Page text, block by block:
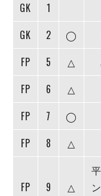
ミラクルスマイ
GK
1
GK
2 ◯
FP
5 △
FP
6 △
FP
7 ◯
FP
8 △
FP 9 △